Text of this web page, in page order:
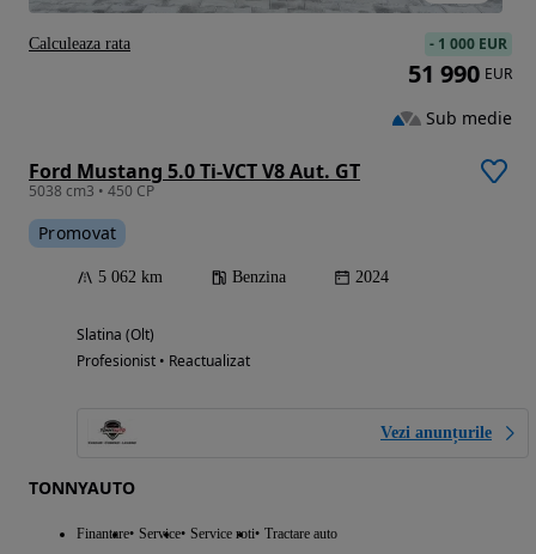
Ford Mustang 5.0 Ti-VCT V8 Aut. GT
5038 cm3 • 450 CP
Promovat
5 062 km Benzina 2024
Slatina (Olt)
Profesionist • Reactualizat
Vezi anunțurile
TONNYAUTO
Finantare Service Service roti Tractare auto
- 1 000 EUR
51 990 EUR
Sub medie
Calculeaza rata